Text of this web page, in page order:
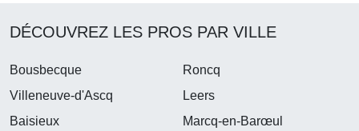
DÉCOUVREZ LES PROS PAR VILLE
Bousbecque
Roncq
Villeneuve-d'Ascq
Leers
Baisieux
Marcq-en-Barœul